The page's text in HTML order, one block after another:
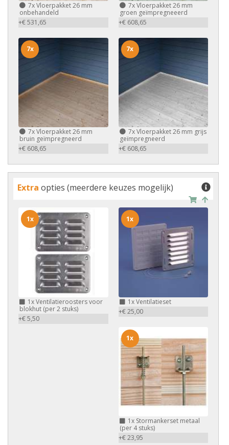
7xVloerpakket 26 mm
onbehandeld
+€ 531,65
7xVloerpakket 26 mm
groen geïmpregneeerd
+€ 608,65
7xVloerpakket 26 mm
bruin geïmpregneerd
+€ 608,65
7x
7xVloerpakket 26 mm grijs
geïmpregneerd
+€ 608,65
7x
Extra opties (meerdere keuzes mogelijk)
1xVentilatieroosters voor
blokhut (per 2 stuks)
+€ 5,50
1x
1xVentilatieset
+€ 25,00
1x
1xStormankerset metaal
(per 4 stuks)
+€ 23,95
1x